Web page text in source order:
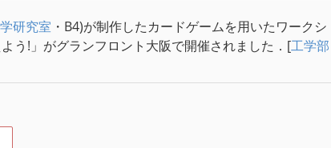
研究室 ・B4)が制作したカードゲームを用いたワークシ
う!」がグランフロント大阪で開催されました．[工学部